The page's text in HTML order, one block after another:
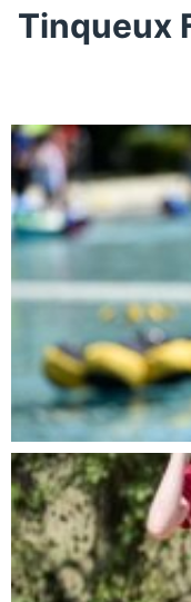
Tinqueux